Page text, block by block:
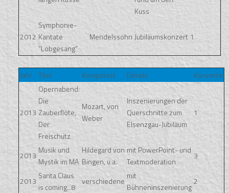
Kuss
2012
Symphonie-
Kantate
“Lobgesang”
Mendelssohn Jubiläumskonzert 1
Jahr Titel Komponist Details Konzerte
2013
Opernabend:
Die
Zauberflöte,
Der
Freischütz
Mozart, von
Weber
Inszenierungen der
Querschnitte zum
Elsenzgau-Jubiläum
1
2013
Musik und
Mystik im MA
Hildegard von
Bingen, u.a.
mit PowerPoint- und
Textmoderation
3
2013
Santa Claus
is coming...8
verschiedene
mit
Bühneninszenierung
2